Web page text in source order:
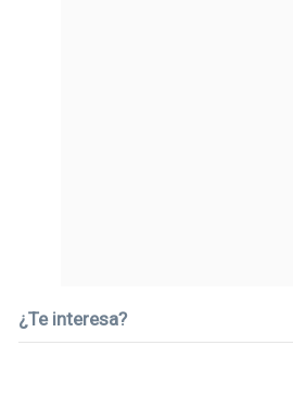
¿Te interesa?